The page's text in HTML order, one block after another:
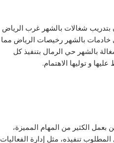
بتدريب شغالات بالشهر غرب الرياض
خادمات بالشهر رخيصات الرياض مما
بالشهر حي الرمال بتنفيذ كل
و توليها الاهتمام.
الكثير من المهام المميزة،
تنفيذه، مثل إدارة الفعاليات